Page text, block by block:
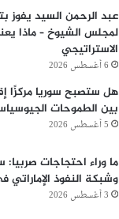
عبد الرحمن السيد يفوز
لمجلس الشيوخ – ماذا
الاستراتيجي
6 أغسطس 2026
هل ستصبح سوريا مركزًا
بين الطموحات
5 أغسطس 2026
ما وراء احتجاجات
وشبكة النفوذ الإماراتي
3 أغسطس 2026